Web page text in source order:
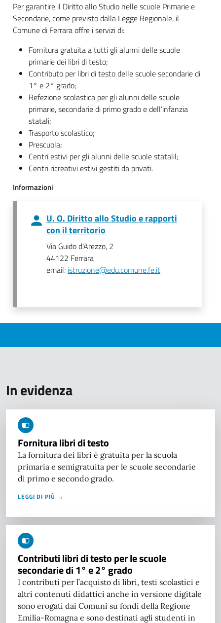
Per garantire il Diritto allo Studio nelle scuole Primarie e
Secondarie, come previsto dalla Legge Regionale, il
Comune di Ferrara offre i servizi di:
Fornitura gratuita a tutti gli alunni delle scuole
primarie dei libri di testo;
Contributo per libri di testo delle scuole secondarie di
1° e 2° grado;
Refezione scolastica per gli alunni delle scuole
primarie, secondarie di primo grado e dell’infanzia
statali;
Trasporto scolastico;
Prescuola;
Centri estivi per gli alunni delle scuole statalil;
Centri ricreativi estivi gestiti da privati.
Informazioni
U. O. Diritto allo Studio e rapporti
con il territorio
Via Guido d'Arezzo, 2
44122 Ferrara
email: istruzione@edu.comune.fe.it
In evidenza
Fornitura libri di testo
La fornitura dei libri è gratuita per la scuola
primaria e semigratuita per le scuole secondarie
di primo e secondo grado.
LEGGI DI PIÙ →
Contributi libri di testo per le scuole
secondarie di 1° e 2° grado
I contributi per l’acquisto di libri, testi scolastici e
altri contenuti didattici anche in versione digitale
sono erogati dai Comuni su fondi della Regione
Emilia-Romagna e sono destinati agli studenti in